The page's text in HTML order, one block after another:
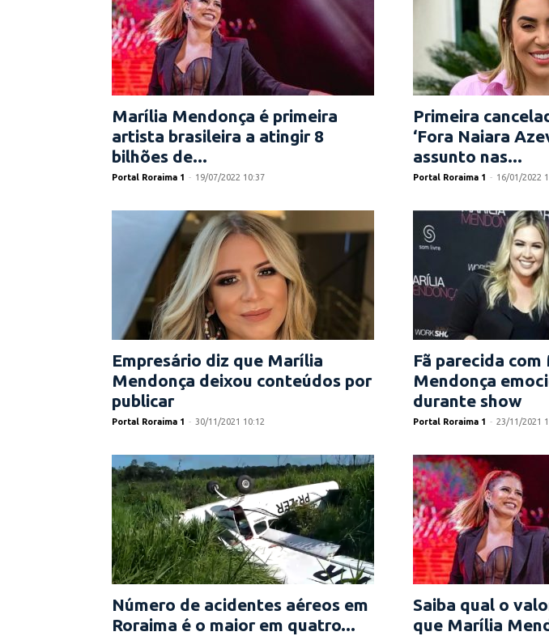
Marília Mendonça é primeira
artista brasileira a atingir 8
bilhões de...
Portal Roraima 1 - 19/07/2022 10:37
Primeira
‘Fora Naiara
assunto nas...
Portal Roraima 1 - 16/01/2022
Empresário diz que Marília
Mendonça deixou conteúdos por
publicar
Portal Roraima 1 - 30/11/2021 10:12
Fã parecida
Mendonça
durante show
Portal Roraima 1 - 23/11/2021
Número de acidentes aéreos em
Roraima é o maior em quatro...
Saiba qual o
que Marília